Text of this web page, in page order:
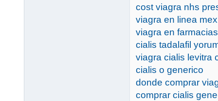
cost viagra nhs
viagra en linea
viagra en
cialis tadalafil
viagra cialis levitra
cialis o generico
donde comprar
comprar cialis